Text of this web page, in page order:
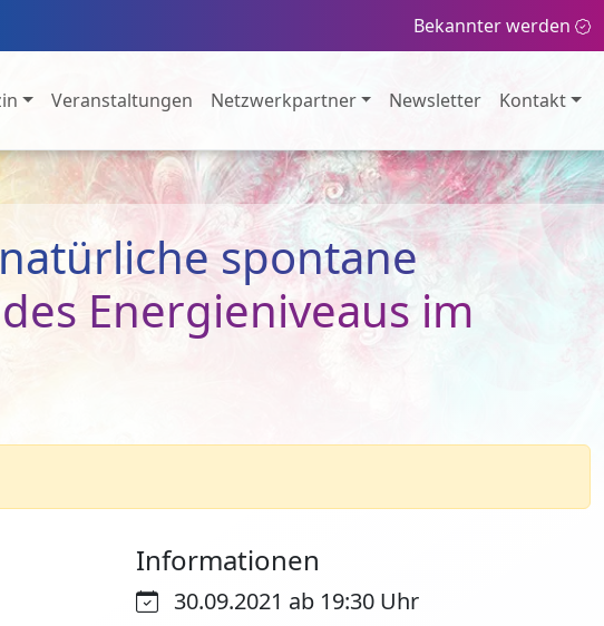
Bekannter werden
Veranstaltungen Netzwerkpartner Newsletter Kontakt
spontane
Energieniveaus im
Informationen
30.09.2021 ab 19:30 Uhr